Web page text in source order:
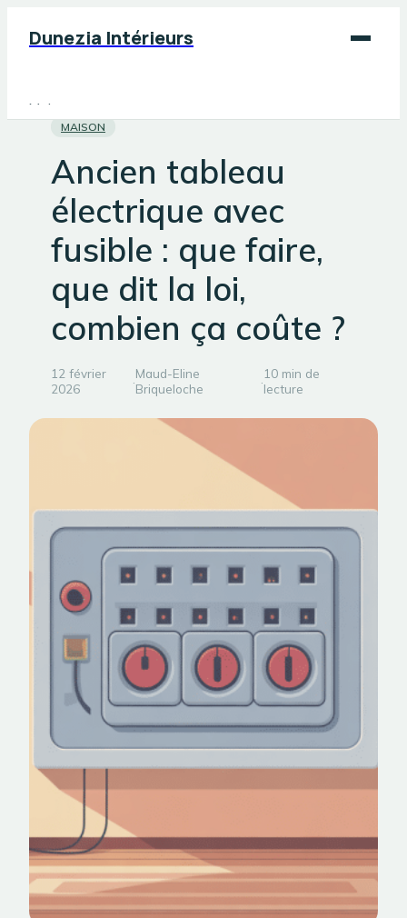
Dunezia Intérieurs
Maison
Jardinage
Bricolage
MAISON
Ancien tableau
électrique avec
fusible : que faire,
que dit la loi,
combien ça coûte ?
12 février
2026
·Maud-Eline
Briqueloche
·10 min de
lecture